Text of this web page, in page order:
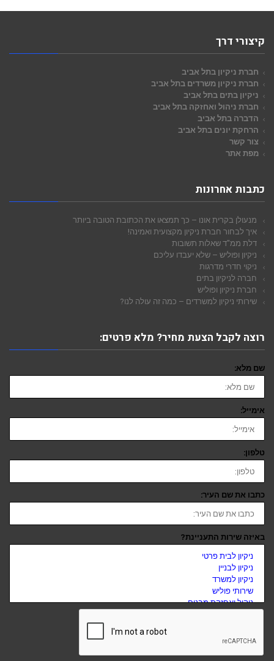
קיצורי דרך
חברת ניקיון בתל אביב
חברת ניקיון משרדים בתל אביב
ניקיון בתים בתל אביב
חברת ניהול ואחזקה בתל אביב
הדברה בתל אביב
הרחקת יונים בתל אביב
צור קשר
מפת אתר
כתבות אחרונות
מנעולן בקרית אונו – כך תמצאו את הכתובת הטובה ביותר
איך לבחור חברת ניקיון מקצועית ואמינה!
דלת ממ"ד שאלות תשובות
ניקיון ופוליש – שלא יעבדו עליכם
ניקוי חדרי מדרגות
חברה לניקיון בתים
חברת ניקיון ופוליש
שירותי ניקיון למשרדים – כמה זה עולה לנו?
רוצה לקבל הצעת מחיר? מלא פרטים:
שם מלא:
אימייל:
טלפון:
כתבו את שם העיר:
באיזה שירות התעניינת?